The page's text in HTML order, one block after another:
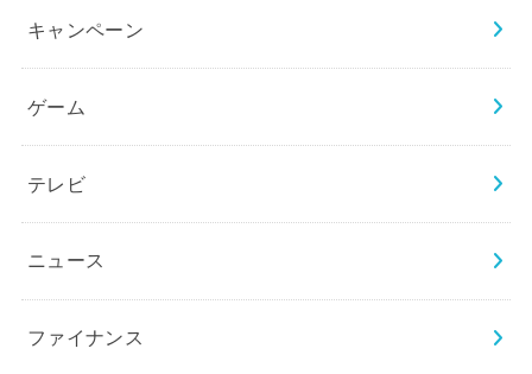
キャンペーン
ゲーム
テレビ
ニュース
ファイナンス